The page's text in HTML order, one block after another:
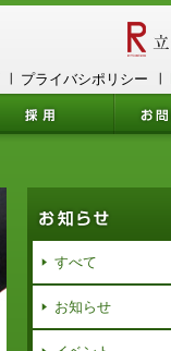
プライバシポリシー
すべて
お知らせ